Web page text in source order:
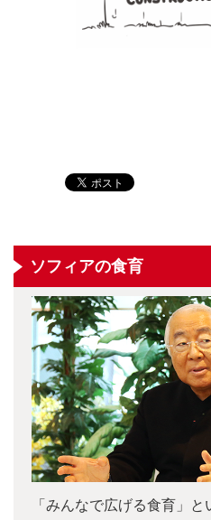
ソフィアの食育
「みんなで広げる食育」